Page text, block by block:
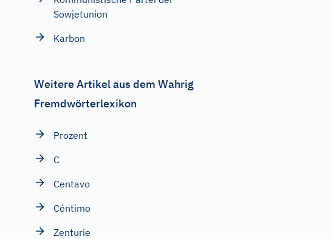
Sowjetunion
Karbon
Weitere Artikel aus dem Wahrig
Fremdwörterlexikon
Prozent
C
Centavo
Céntimo
Zenturie